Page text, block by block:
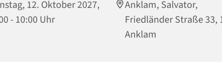
12. Oktober 2027,
- 10:00 Uhr
Anklam, Salvator,
Friedländer Straße 33,
Anklam